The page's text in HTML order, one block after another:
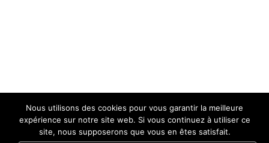
Nous utilisons des cookies pour vous garantir la meilleure
expérience sur notre site web. Si vous continuez à utiliser ce
site, nous supposerons que vous en êtes satisfait.